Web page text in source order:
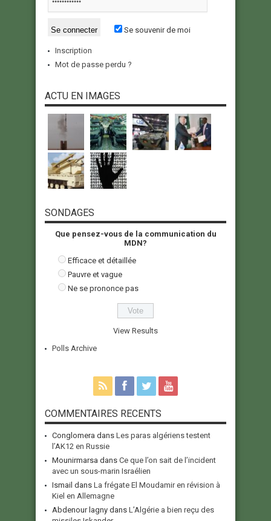
Se souvenir de moi
Inscription
Mot de passe perdu ?
ACTU EN IMAGES
SONDAGES
Que pensez-vous de la communication du
MDN?
Efficace et détaillée
Pauvre et vague
Ne se prononce pas
View Results
Polls Archive
COMMENTAIRES RECENTS
Conglomera dans Les paras algériens testent
l’AK12 en Russie
Mounirmarsa dans Ce que l’on sait de l’incident
avec un sous-marin Israélien
Ismail dans La frégate El Moudamir en révision à
Kiel en Allemagne
Abdenour lagny dans L’Algérie a bien reçu des